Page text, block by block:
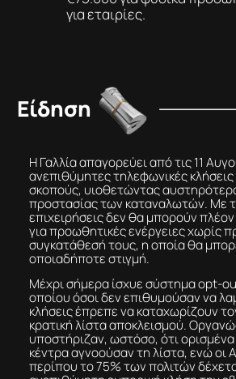
Είδηση
ανεπιθύμητες τηλεφωνικές κλήσεις
σκοπούς, υιοθετώντας
προστασίας των καταναλωτών. Με το
επιχειρήσεις δεν θα μπορούν πλέον
για προωθητικές ενέργειες χωρίς
συγκατάθεσή τους, η οποία θα
οποιαδήποτε στιγμή.
οποίου όσοι δεν επιθυμούσαν να
κλήσεις έπρεπε να καταχωρίζουν
κρατική λίστα αποκλεισμού.
υποστήριζαν, ωστόσο, ότι
κέντρα αγνοούσαν τη λίστα, ενώ οι
περίπου το 75% των πολιτών
ανεπιθύμητη εμπορική κλήση την